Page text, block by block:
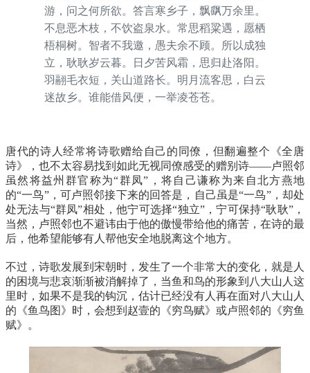
游，问之何所欲。答言寒乡子，飘飖万余里。
不息恶木枝，不饮盗泉水。常思稻粱遇，愿栖
梧桐树。智者不我邀，愚夫余不顾。所以成独
立，耿耿岁云暮。日夕苦风霜，思归赴洛阳。
羽翮毛衣短，关山道路长。明月流客思，白云
迷故乡。谁能借风便，一举凌苍苍。
唐代的诗人经常将诗歌赠给自己的同僚，但翻遍整个《全唐
诗》，也不太容易找到如此无视同僚感受的赠别诗——卢照邻
虽然将益州群官称为“群凤”，将自己谦称为来自北方燕地
的“一鸟”，可卢照邻接下来的回答是，自己虽是“一鸟”，却处
处无法与“群凤”相处，他宁可选择“独立”，宁可保持“耿耿”，
当然，卢照邻也不避讳由于他的傲慢带给他的痛苦，在诗的最
后，他希望能够有人帮他安全地脱离这个地方。
不过，诗歌发展到宋朝时，发生了一个非常大的变化，就是人
的困境与悲哀渐渐被消解掉了，当鱼和鸟的形象到八大山人这
里时，如果不是我的钩沉，估计已经没有人再在面对八大山人
的《鱼鸟图》时，会想到赵壹的《穷鸟赋》或卢照邻的《穷鱼
赋》。